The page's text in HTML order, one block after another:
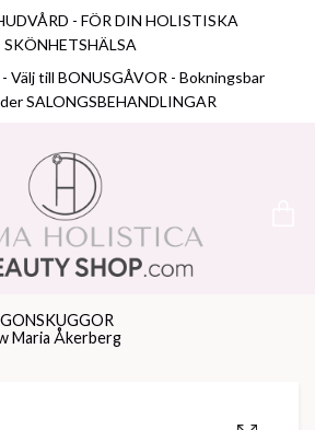
- FÖR DIN HOLISTISKA
SKÖNHETSHÄLSA
Välj till BONUSGÅVOR - Bokningsbar
SALONGSBEHANDLINGAR
Maria Åkerberg